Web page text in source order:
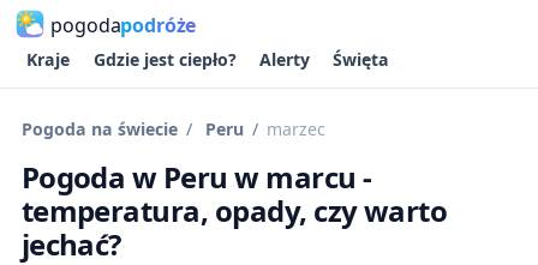
pogodapodróże
Kraje Gdzie jest ciepło? Alerty Święta
Pogoda na świecie Peru marzec
Pogoda w Peru w marcu -
temperatura, opady, czy warto
jechać?